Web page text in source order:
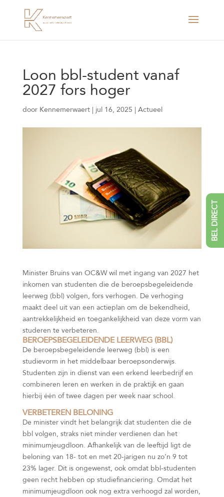
Loon bbl-student vanaf
2027 fors hoger
door Kennemerwaert| jul 16, 2025 | Actueel
Minister Bruins van OC&W wil met ingang van 2027 het
inkomen van studenten die de beroepsbegeleidende
leerweg (bbl) volgen, fors verhogen. De verhoging
maakt deel uit van een actieplan om de bekendheid,
aantrekkelijkheid en toegankelijkheid van deze vorm van
studeren te verbeteren.
BEROEPSBEGELEIDENDE LEERWEG (BBL)
De beroepsbegeleidende leerweg (bbl) is een
studievorm in het middelbaar beroepsonderwijs.
Studenten zijn in dienst van een erkend leerbedrijf en
combineren leren en werken in de praktijk en gaan
hierbij één of twee dagen per week naar school.
VERBETEREN BELONING
De minister vindt het belangrijk dat studenten die de
bbl volgen, straks niet minder verdienen dan het
minimumjeugdloon. Afhankelijk van de leeftijd ligt de
beloning van 18- tot en met 20-jarigen nu zo’n 9 tot
23% lager. Dit is ongewenst, ook omdat bbl-studenten
geen recht hebben op studiefinanciering. Omdat het
minimumjeugdloon ook nog extra verhoogd zal worden,
BEL DIRECT